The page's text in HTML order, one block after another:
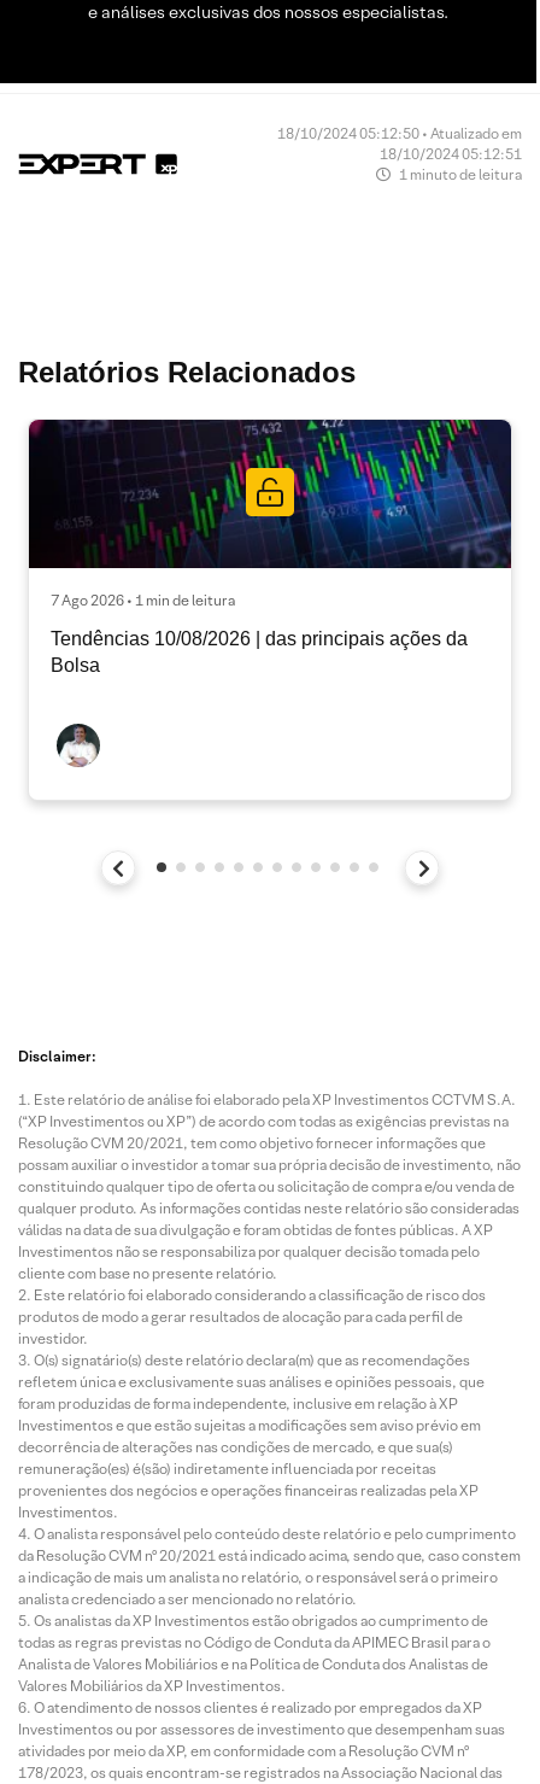
e análises exclusivas dos nossos especialistas.
18/10/2024 05:12:50 • Atualizado em
18/10/2024 05:12:51
1 minuto de leitura
Relatórios Relacionados
7 Ago 2026 • 1 min de leitura
Tendências 10/08/2026 | das principais ações da
Bolsa
Disclaimer:
Este relatório de análise foi elaborado pela XP Investimentos CCTVM S.A.
(“XP Investimentos ou XP”) de acordo com todas as exigências previstas na
Resolução CVM 20/2021, tem como objetivo fornecer informações que
possam auxiliar o investidor a tomar sua própria decisão de investimento, não
constituindo qualquer tipo de oferta ou solicitação de compra e/ou venda de
qualquer produto. As informações contidas neste relatório são consideradas
válidas na data de sua divulgação e foram obtidas de fontes públicas. A XP
Investimentos não se responsabiliza por qualquer decisão tomada pelo
cliente com base no presente relatório.
Este relatório foi elaborado considerando a classificação de risco dos
produtos de modo a gerar resultados de alocação para cada perfil de
investidor.
O(s) signatário(s) deste relatório declara(m) que as recomendações
refletem única e exclusivamente suas análises e opiniões pessoais, que
foram produzidas de forma independente, inclusive em relação à XP
Investimentos e que estão sujeitas a modificações sem aviso prévio em
decorrência de alterações nas condições de mercado, e que sua(s)
remuneração(es) é(são) indiretamente influenciada por receitas
provenientes dos negócios e operações financeiras realizadas pela XP
Investimentos.
O analista responsável pelo conteúdo deste relatório e pelo cumprimento
da Resolução CVM nº 20/2021 está indicado acima, sendo que, caso constem
a indicação de mais um analista no relatório, o responsável será o primeiro
analista credenciado a ser mencionado no relatório.
Os analistas da XP Investimentos estão obrigados ao cumprimento de
todas as regras previstas no Código de Conduta da APIMEC Brasil para o
Analista de Valores Mobiliários e na Política de Conduta dos Analistas de
Valores Mobiliários da XP Investimentos.
O atendimento de nossos clientes é realizado por empregados da XP
Investimentos ou por assessores de investimento que desempenham suas
atividades por meio da XP, em conformidade com a Resolução CVM nº
178/2023, os quais encontram-se registrados na Associação Nacional das